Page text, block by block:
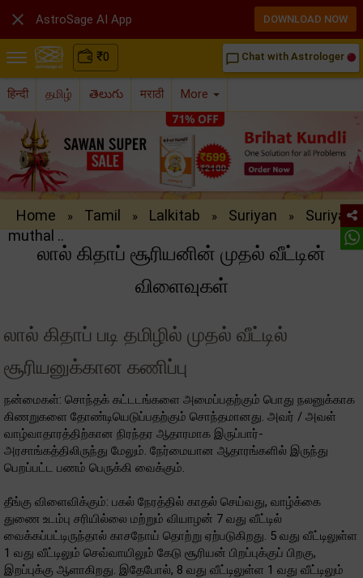
₹0 chat_bubble_outline Chat with Astrologer
हिन्दी தமிழ் తెలుగు मराठी More
Home » Tamil » Lalkitab » Suriyan »
Suriyan
muthal ..
லால் கிதாப் சூரியனின் முதல் வீட்டின்
விளைவுகள்
லால் கிதாப் படி தமிழில் முதல் வீட்டில்
சூரியனுக்கான கணிப்பு
நன்மைகள்: சொந்தக் கட்டடங்களை அமைப்பதற்கும் பொது நலனுக்காக
கிணறுகளை தோண்டியெடுப்பதற்கும் சொந்தமானது. அவர் / அவள்
வாழ்வாதாரத்திற்கான நிரந்தர ஆதாரமாக இருப்பார்-
அரசாங்கத்திலிருந்து மேலும். நேர்மையான ஆதாரங்களில் இருந்து
பெறப்பட்ட பணம் பெருக்கி வைக்கும்.
தீங்கு விளைவிக்கும்: பகல் நேரத்தில் காதல் செய்வது, வாழ்க்கை
துணை உடம்பு சரியில்லை மற்றும் வியாழன் 7 வது வீட்டில்
வைக்கப்பட்டிருந்தால் காசநோய் தொற்று ஏற்படுகிறது. 5 வது வீட்டிலுள்ள
1 வது வீட்டிலும் செவ்வாயிலும் கேடு சூரியன் பிறப்புக்குப் பிறகு,
இறப்புக்கு ஆளாகிறது. இதேபோல், 8 வது வீட்டிலுள்ள 1 வது வீட்டிலும்
 AstroSage AI App DOWNLOAD NOW